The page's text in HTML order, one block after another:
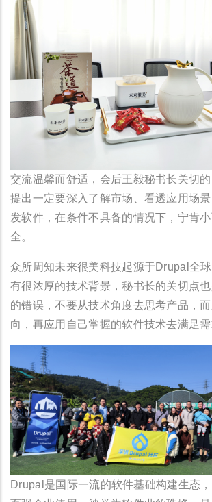
交流温馨而舒适，会后王毅秘书长关切
提出一定要深入了解市场、看透应用场
发软件，在条件不具备的情况下，宁肯
全。
众所周知未来很美科技起源于Drupal全球
有很浓厚的技术背景，秘书长的关切点
的错误，不要从技术角度去思考产品，
向，再应用自己掌握的软件技术去满足需
Drupal是国际一流的软件基础构建生态